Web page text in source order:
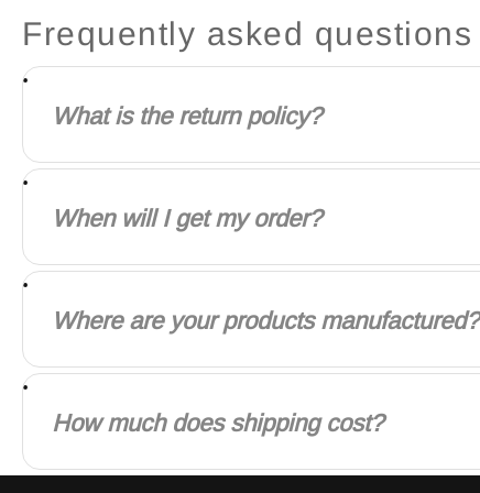
Frequently asked questions
What is the return policy?
When will I get my order?
depending on your location.
Where are your products manufactured?
value.
How much does shipping cost?